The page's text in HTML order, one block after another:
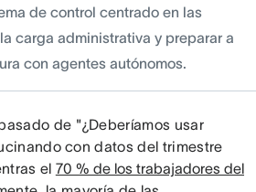
de control centrado en las
carga administrativa y preparar a
con agentes autónomos.
de "¿Deberíamos usar
con datos del trimestre
el 70 % de los trabajadores del